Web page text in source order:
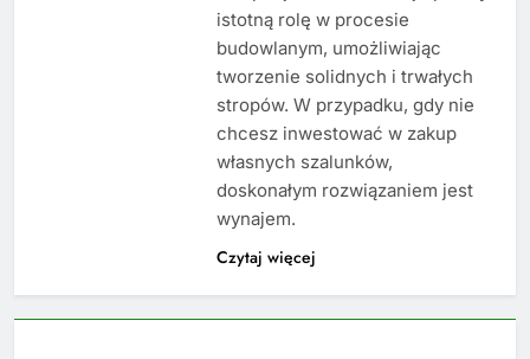
istotną rolę w procesie
budowlanym, umożliwiając
tworzenie solidnych i trwałych
stropów. W przypadku, gdy nie
chcesz inwestować w zakup
własnych szalunków,
doskonałym rozwiązaniem jest
wynajem.
Czytaj więcej